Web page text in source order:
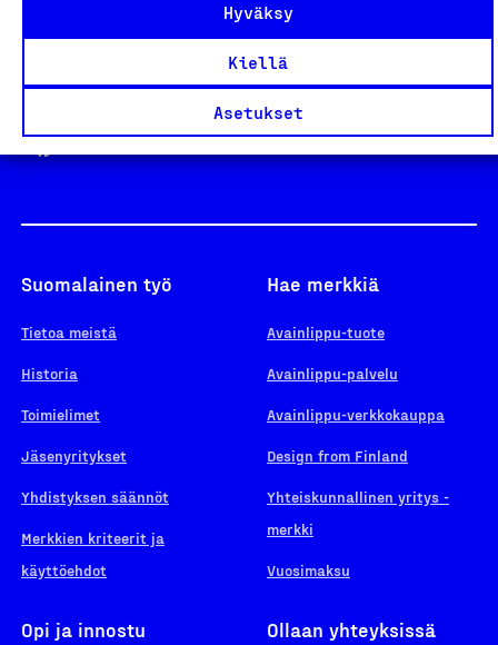
Hyväksy
Kiellä
Asetukset
Yhteiskunnallinen Yritys -merkki
Suomalainen työ
Tietoa meistä
Historia
Toimielimet
Jäsenyritykset
Yhdistyksen säännöt
Merkkien kriteerit ja
käyttöehdot
Hae merkkiä
Avainlippu-tuote
Avainlippu-palvelu
Avainlippu-verkkokauppa
Design from Finland
Yhteiskunnallinen yritys -
merkki
Vuosimaksu
Opi ja innostu Ollaan yhteyksissä